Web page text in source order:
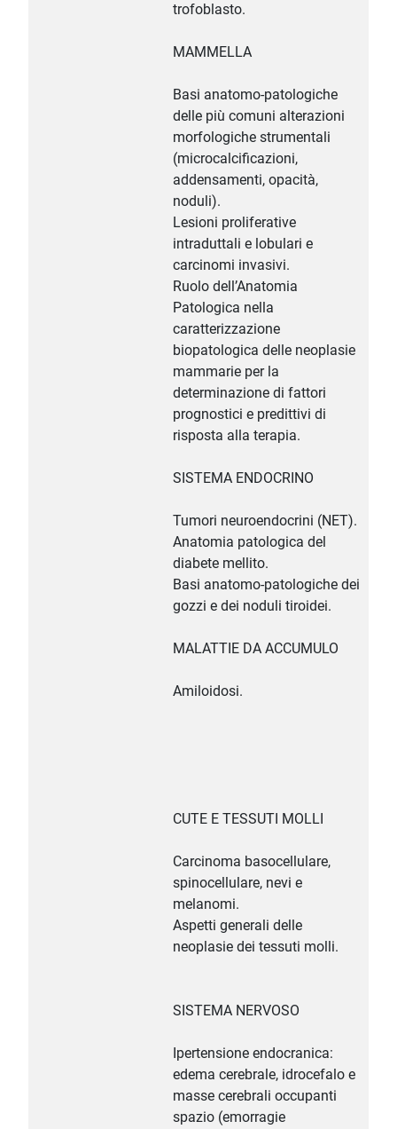
trofoblasto.
MAMMELLA
Basi anatomo-patologiche
delle più comuni alterazioni
morfologiche strumentali
(microcalcificazioni,
addensamenti, opacità,
noduli).
Lesioni proliferative
intraduttali e lobulari e
carcinomi invasivi.
Ruolo dell’Anatomia
Patologica nella
caratterizzazione
biopatologica delle neoplasie
mammarie per la
determinazione di fattori
prognostici e predittivi di
risposta alla terapia.
SISTEMA ENDOCRINO
Tumori neuroendocrini (NET).
Anatomia patologica del
diabete mellito.
Basi anatomo-patologiche dei
gozzi e dei noduli tiroidei.
MALATTIE DA ACCUMULO
Amiloidosi.
CUTE E TESSUTI MOLLI
Carcinoma basocellulare,
spinocellulare, nevi e
melanomi.
Aspetti generali delle
neoplasie dei tessuti molli.
SISTEMA NERVOSO
Ipertensione endocranica:
edema cerebrale, idrocefalo e
masse cerebrali occupanti
spazio (emorragie